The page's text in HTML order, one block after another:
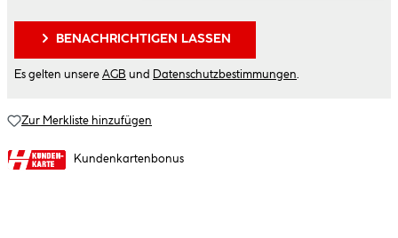
BENACHRICHTIGEN LASSEN
Es gelten unsere AGB und Datenschutzbestimmungen
Zur Merkliste hinzufügen
Kundenkartenbonus